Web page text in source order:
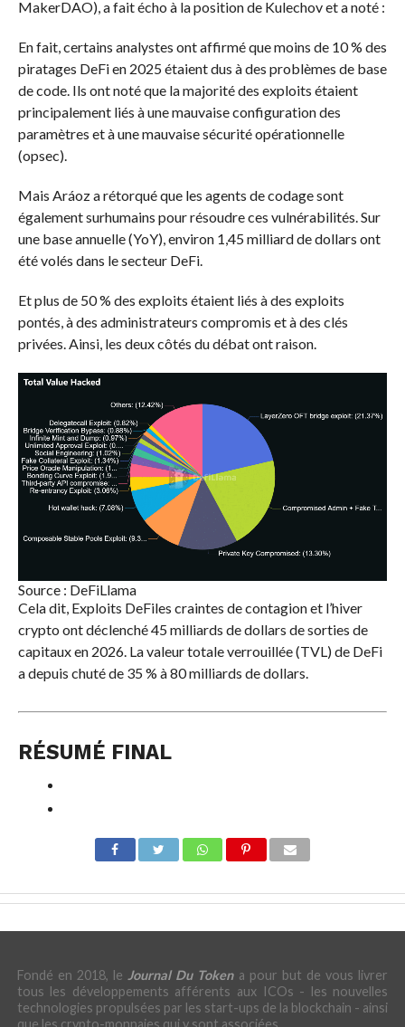
MakerDAO), a fait écho à la position de Kulechov et a noté :
En fait, certains analystes ont affirmé que moins de 10 % des
piratages DeFi en 2025 étaient dus à des problèmes de base
de code. Ils ont noté que la majorité des exploits étaient
principalement liés à une mauvaise configuration des
paramètres et à une mauvaise sécurité opérationnelle
(opsec).
Mais Aráoz a rétorqué que les agents de codage sont
également surhumains pour résoudre ces vulnérabilités. Sur
une base annuelle (YoY), environ 1,45 milliard de dollars ont
été volés dans le secteur DeFi.
Et plus de 50 % des exploits étaient liés à des exploits
pontés, à des administrateurs compromis et à des clés
privées. Ainsi, les deux côtés du débat ont raison.
Source : DeFiLlama
Cela dit, Exploits DeFiles craintes de contagion et l’hiver
crypto ont déclenché 45 milliards de dollars de sorties de
capitaux en 2026. La valeur totale verrouillée (TVL) de DeFi
a depuis chuté de 35 % à 80 milliards de dollars.
RÉSUMÉ FINAL
Fondé en 2018, le Journal Du Tokena pour but de vous livrer
tous les développements afférents aux ICOs - les nouvelles
technologies propulsées par les start-ups de la blockchain - ainsi
que les crypto-monnaies qui y sont associées.